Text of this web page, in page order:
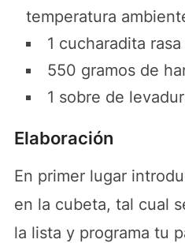
temperatura
1 cucharadita
550 gramos de
1 sobre de
Elaboración
En primer lugar
en la cubeta, tal cual
la lista y programa tu